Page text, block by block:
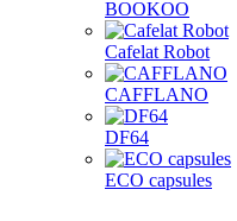
BOOKOO
Cafelat Robot
CAFFLANO
DF64
ECO capsules